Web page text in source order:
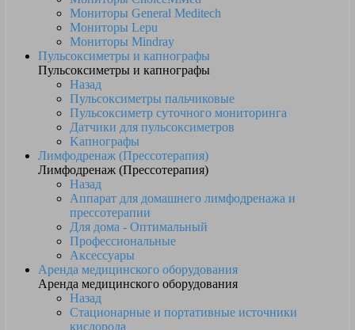
Мониторы General Meditech
Мониторы Lepu
Мониторы Mindray
Пульсоксиметры и капнографы
Пульсоксиметры и капнографы
Назад
Пульсоксиметры пальчиковые
Пульсоксиметр суточного мониторинга
Датчики для пульсоксиметров
Kапнографы
Лимфодренаж (Прессотерапия)
Лимфодренаж (Прессотерапия)
Назад
Аппарат для домашнего лимфодренажа и
прессотерапии
Для дома - Оптимальный
Профессиональные
Аксессуары
Аренда медицинского оборудования
Аренда медицинского оборудования
Назад
Стационарные и портативные источники
кислорода